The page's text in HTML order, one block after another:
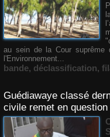
au sein de la Cour suprême
l'Environnement...
bande, déclassification,
Guédiawaye classé
civile remet en